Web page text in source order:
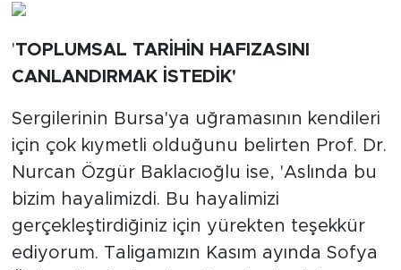
'TOPLUMSAL TARİHİN HAFIZASINI
CANLANDIRMAK İSTEDİK'
Sergilerinin Bursa'ya uğramasının kendileri
için çok kıymetli olduğunu belirten Prof. Dr.
Nurcan Özgür Baklacıoğlu ise, 'Aslında bu
bizim hayalimizdi. Bu hayalimizi
gerçekleştirdiğiniz için yürekten teşekkür
ediyorum. Taligamızın Kasım ayında Sofya